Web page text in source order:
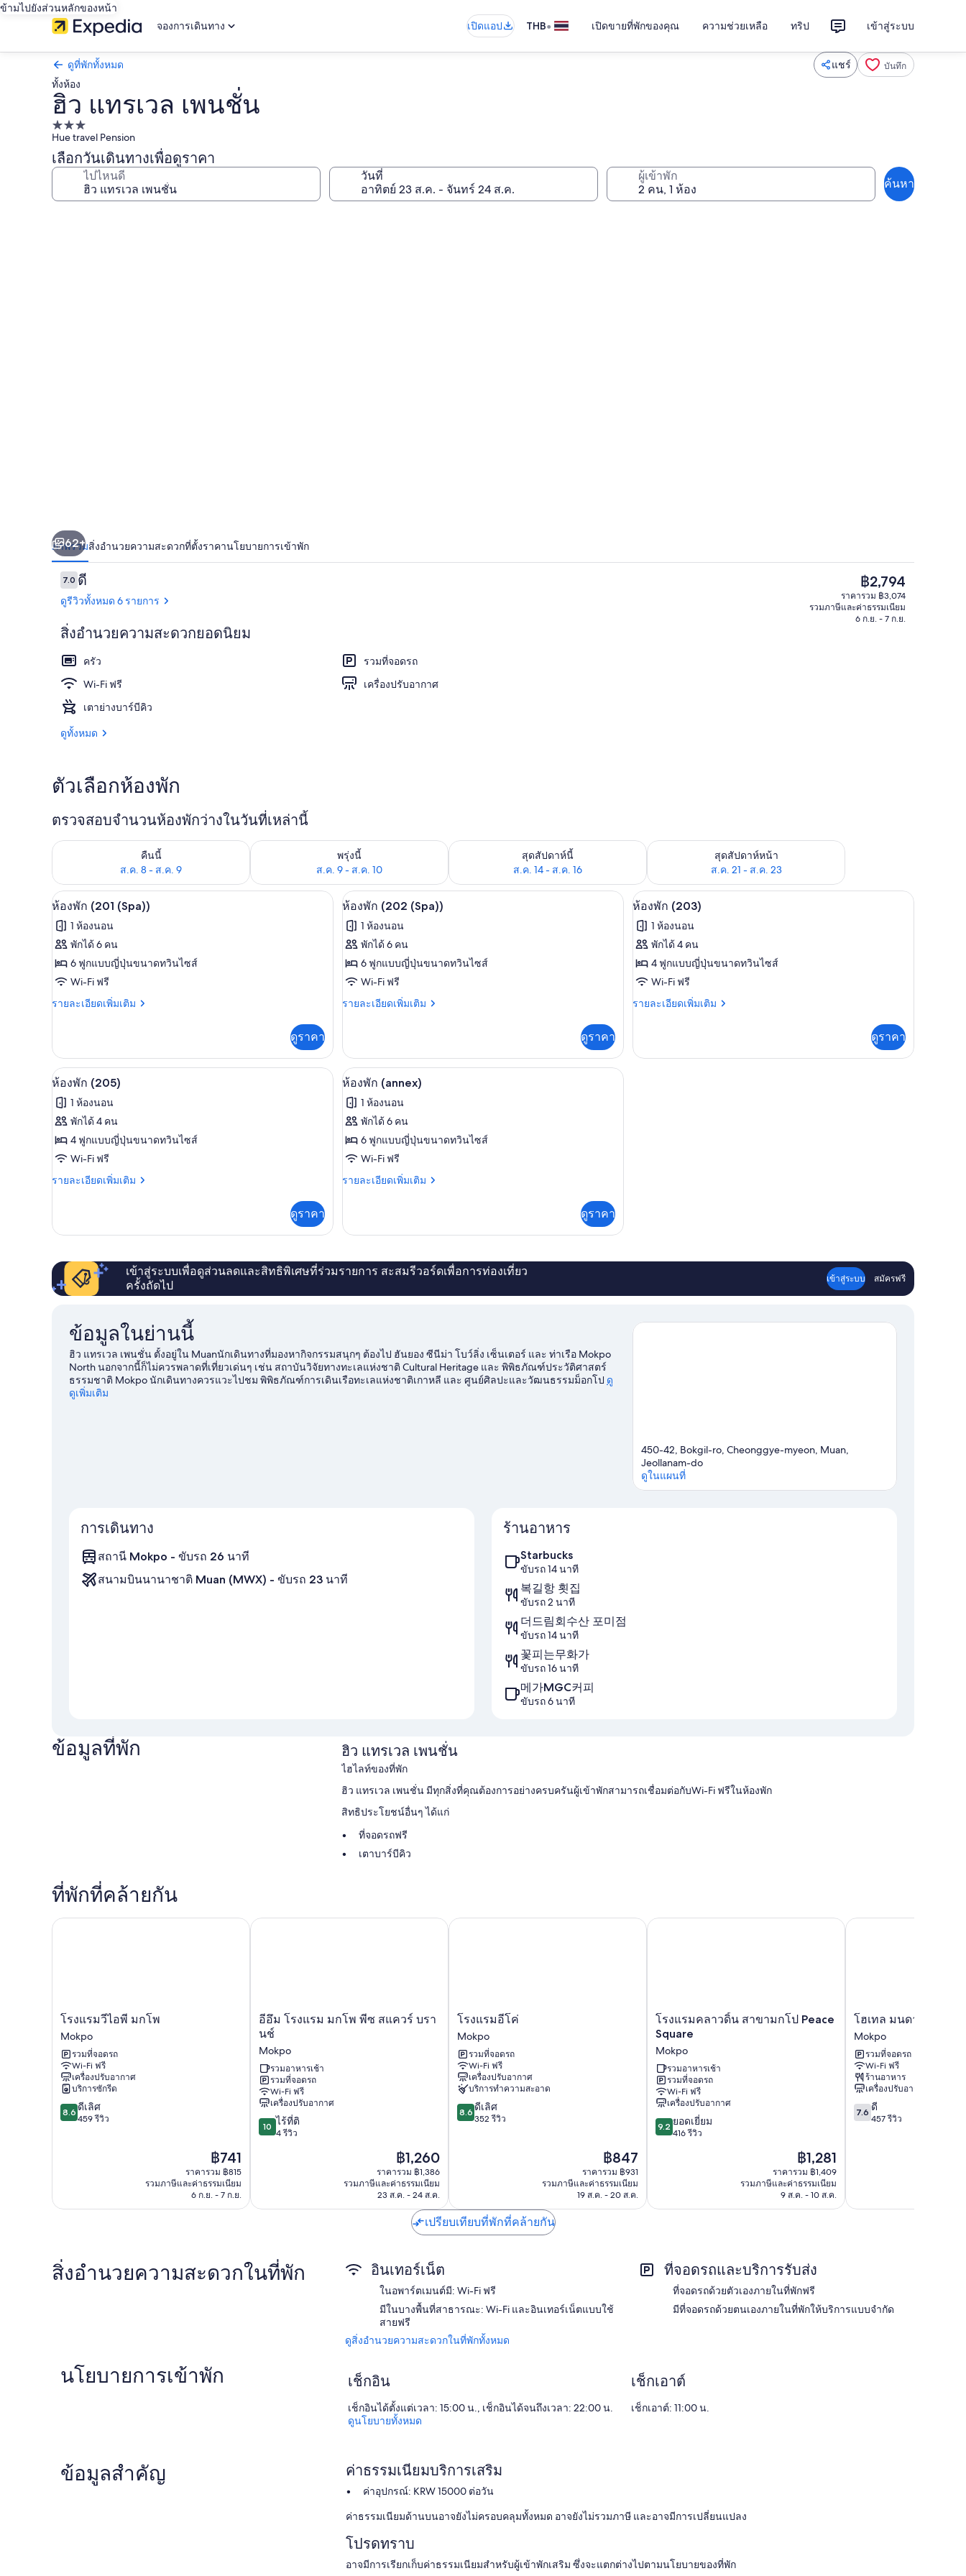
ข้ามไปยังส่วนหลักของหน้า
จองการเดินทาง
เปิดแอป THB• เปิดขายที่พักของคุณ ความช่วยเหลือ ทริป เข้าสู่ระบบ
ดูที่พักทั้งหมด แชร์ บันทึก
ทั้งห้อง
ฮิว แทรเวล เพนชั่น
ที่พัก
3.0
ดาว
Hue travel Pension
เลือกวันเดินทางเพื่อดูราคา
ไปไหนดี วันที่ ผู้เข้าพัก
ค้นหา
ห้องพัก (205) | Wi-Fi ฟรี, ผ้าปูที่นอน
62+
ภาพรวมสิ่งอำนวยความสะดวกที่ตั้งราคานโยบายการเข้าพัก
รีวิว
7.07.0 จาก 10
ดี
ดูรีวิวทั้งหมด 6 รายการ
สิ่งอำนวยความสะดวกยอดนิยม
ครัว
รวมที่จอดรถ
Wi-Fi ฟรี
เครื่องปรับอากาศ
เตาย่างบาร์บีคิว
ดูทั้งหมด
ราคา
ปัจจุบัน
฿2,794
฿2,794
ราคารวม ฿3,074
รวมภาษีและค่าธรรมเนียม
6 ก.ย. - 7 ก.ย.
ตัวเลือกห้องพัก
ตรวจสอบจำนวนห้องพักว่างในวันที่เหล่านี้
คืนนี้
ส.ค. 8 - ส.ค. 9
ตรวจสอบจำนวนห้องพักว่างในคืนนี้ ส.ค. 8 - ส.ค. 9
พรุ่งนี้
ส.ค. 9 - ส.ค. 10
ตรวจสอบจำนวนห้องพักว่างในพรุ่งนี้ ส.ค. 9 - ส.ค. 10
สุดสัปดาห์นี้
ส.ค. 14 - ส.ค. 16
ตรวจสอบจำนวนห้องพักว่างในสุดสัปดาห์นี้ ส.ค. 14 - ส.ค. 16สุดสัปดาห์หน้า
ส.ค. 21 - ส.ค. 23
ตรวจสอบจำนวนห้องพักว่างในสุดสัปดาห์หน้า ส.ค. 21 - ส.ค. 23
เปิด
ภาพถ่าย
ทั้งหมด
ของ
ห้อง
พัก
ห้องพัก (201 (Spa)) | Wi-Fi ฟรี, ผ้าปูที่นอน
10
ห้องพัก (201 (Spa))
1 ห้องนอน
พักได้ 6 คน
6 ฟูกแบบญี่ปุ่นขนาดทวินไซส์
Wi-Fi ฟรี
รายละเอียดเพิ่มเติม
ราย
เกี่ยว
กับ
ห้อง
(201
(Spa))
ดูราคา
เปิด
ภาพถ่าย
ทั้งหมด
ของ
ห้อง
พัก
ห้องพัก (202 (Spa)) | Wi-Fi ฟรี, ผ้าปูที่นอน
10
ห้องพัก (202 (Spa))
1 ห้องนอน
พักได้ 6 คน
6 ฟูกแบบญี่ปุ่นขนาดทวินไซส์
Wi-Fi ฟรี
รายละเอียดเพิ่มเติม
ราย
เกี่ยว
กับ
ห้อง
(202
(Spa))
ดูราคา
เปิด
ภาพถ่าย
ทั้งหมด
ของ
ห้อง
พัก
ห้องพัก (203) | Wi-Fi ฟรี, ผ้าปูที่นอน
8
ห้องพัก (203)
1 ห้องนอน
พักได้ 4 คน
4 ฟูกแบบญี่ปุ่นขนาดทวินไซส์
Wi-Fi ฟรี
รายละเอียดเพิ่มเติม
ราย
เกี่ยว
ดูราคา
เปิด
ภาพถ่าย
ทั้งหมด
ของ
ห้อง
พัก
ห้องพัก (205) | Wi-Fi ฟรี, ผ้าปูที่นอน
8
ห้องพัก (205)
1 ห้องนอน
พักได้ 4 คน
4 ฟูกแบบญี่ปุ่นขนาดทวินไซส์
Wi-Fi ฟรี
รายละเอียดเพิ่มเติม
ราย
เกี่ยว
พัก
(205)
ดูราคา
เปิด
ภาพถ่าย
ทั้งหมด
ของ
ห้อง
พัก
ห้องพัก (annex) | Wi-Fi ฟรี, ผ้าปูที่นอน
9
ห้องพัก (annex)
1 ห้องนอน
พักได้ 6 คน
6 ฟูกแบบญี่ปุ่นขนาดทวินไซส์
Wi-Fi ฟรี
รายละเอียดเพิ่มเติม
ราย
เกี่ยว
พัก
ดูราคา
เข้าสู่ระบบเพื่อดูส่วนลดและสิทธิพิเศษที่ร่วมรายการ สะสมรีวอร์ดเพื่อการท่องเที่ยว
ครั้งถัดไป
เข้าสู่ระบบ สมัครฟรี
ข้อมูลในย่านนี้
ฮิว แทรเวล เพนชั่น ตั้งอยู่ใน Muanนักเดินทางที่มองหากิจกรรมสนุกๆ ต้องไป ฮันยอง ซีนีม่า โบว์ลิ่ง เซ็นเตอร์ และ ท่าเรือ Mokpo
North นอกจากนี้ก็ไม่ควรพลาดที่เที่ยวเด่นๆ เช่น สถาบันวิจัยทางทะเลแห่งชาติ Cultural Heritage และ พิพิธภัณฑ์ประวัติศาสตร์
ธรรมชาติ Mokpo นักเดินทางควรแวะไปชม พิพิธภัณฑ์การเดินเรือทะเลแห่งชาติเกาหลี และ ศูนย์ศิลปะและวัฒนธรรมม็อกโป ดู
คู่มือท่องเที่ยว Muan
ดูเพิ่มเติม
450-42, Bokgil-ro, Cheonggye-myeon, Muan,
Jeollanam-do
ดูในแผนที่
การเดินทาง
สถานี Mokpo - ขับรถ 26 นาที
สนามบินนานาชาติ Muan (MWX) - ขับรถ 23 นาที
ร้านอาหาร
Starbucks
ขับรถ 14 นาที
복길항 횟집
ขับรถ 2 นาที
더드림회수산 포미점
ขับรถ 14 นาที
꽃피는무화가
ขับรถ 16 นาที
메가MGC커피
ขับรถ 6 นาที
ข้อมูลที่พัก ฮิว แทรเวล เพนชั่น
ไฮไลท์ของที่พัก
ฮิว แทรเวล เพนชั่น มีทุกสิ่งที่คุณต้องการอย่างครบครันผู้เข้าพักสามารถเชื่อมต่อกับWi-Fi ฟรีในห้องพัก
สิทธิประโยชน์อื่นๆ ได้แก่
ที่จอดรถฟรี
เตาบาร์บีคิว
ฟรี
ที่พักที่คล้ายกัน
โรงแรม
วี
ไอพี
มกโพ
Mokpo
โรงแรมวีไอพี มกโพ
Mokpo
รวมที่จอดรถ
Wi-Fi ฟรี
เครื่องปรับอากาศ
บริการซักรีด
8.6
จาก
8.6 ดีเลิศ
459 รีวิว
ราคา
ปัจจุบัน
คือ
฿741
฿741
ราคารวม ฿815
รวมภาษีและค่าธรรมเนียม
6 ก.ย. - 7 ก.ย.
โรงแรมวีไอพี มกโพ
อี
อึม
มกโพ
พีซ
ส
แคว
ร์
บรา
นช์
อีอึม โรงแรม มกโพ พีซ สแควร์ บรา
นช์
Mokpo
รวมอาหารเช้า
รวมที่จอดรถ
Wi-Fi ฟรี
เครื่องปรับอากาศ
10.0
จาก
รีวิว
10 ไร้ที่ติ
4 รีวิว
ราคา
ปัจจุบัน
คือ
฿1,260
฿1,260
ราคารวม ฿1,386
รวมภาษีและค่าธรรมเนียม
23 ส.ค. - 24 ส.ค.
อีอึม โรงแรม มกโพ พีซ สแควร์ บรานช์
โรงแรม
อี
โค่
Mokpo
โรงแรมอีโค่
Mokpo
รวมที่จอดรถ
Wi-Fi ฟรี
เครื่องปรับอากาศ
บริการทำความสะอาด
8.6
จาก
8.6 ดีเลิศ
352 รีวิว
ราคา
ปัจจุบัน
คือ
฿847
฿847
ราคารวม ฿931
รวมภาษีและค่าธรรมเนียม
19 ส.ค. - 20 ส.ค.
โรงแรมอีโค่
โรง
แรม
คลา
ว
ดิ้น
สาขา
มกโป
Peace
Square
Mokpo
โรงแรมคลาวดิ้น สาขามกโป Peace
Square
Mokpo
รวมอาหารเช้า
รวมที่จอดรถ
Wi-Fi ฟรี
เครื่องปรับอากาศ
9.2
จาก
9.2 ยอดเยี่ยม
416 รีวิว
ราคา
ปัจจุบัน
คือ
฿1,281
฿1,281
ราคารวม ฿1,409
รวมภาษีและค่าธรรมเนียม
9 ส.ค. - 10 ส.ค.
โรงแรมคลาวดิ้น สาขามกโป Peace Square
โฮ
เทล
มน
ดาวี
Mokpo
โฮเทล มนดาวี
Mokpo
รวมที่จอดรถ
Wi-Fi ฟรี
ร้านอาหาร
เครื่องปรับอากาศ
7.6
จาก
7.6 ดี
457 รีวิว
โฮเทล มนดาวี
เปรียบเทียบที่พักที่คล้ายกัน
สิ่งอำนวยความสะดวกในที่พัก อินเทอร์เน็ต
ในอพาร์ตเมนต์มี: Wi-Fi ฟรี
มีในบางพื้นที่สาธารณะ: Wi-Fi และอินเทอร์เน็ตแบบใช้
สายฟรี
ที่จอดรถและบริการรับส่ง
ที่จอดรถด้วยตัวเองภายในที่พักฟรี
มีที่จอดรถด้วยตนเองภายในที่พักให้บริการแบบจำกัด
ดูสิ่งอำนวยความสะดวกในที่พักทั้งหมด
นโยบายการเข้าพัก เช็กอิน
เช็กอินได้ตั้งแต่เวลา: 15:00 น., เช็กอินได้จนถึงเวลา: 22:00 น.
เช็กเอาต์
เช็กเอาต์: 11:00 น.
ดูนโยบายทั้งหมด
ข้อมูลสำคัญ ค่าธรรมเนียมบริการเสริม
ค่าอุปกรณ์: KRW 15000 ต่อวัน
ค่าธรรมเนียมด้านบนอาจยังไม่ครอบคลุมทั้งหมด อาจยังไม่รวมภาษี และอาจมีการเปลี่ยนแปลง
โปรดทราบ
อาจมีการเรียกเก็บค่าธรรมเนียมสำหรับผู้เข้าพักเสริม ซึ่งจะแตกต่างไปตามนโยบายของที่พัก